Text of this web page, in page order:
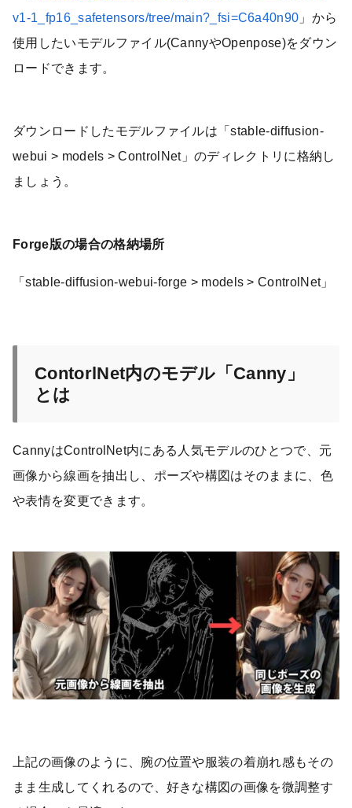
v1-1_fp16_safetensors/tree/main?_fsi=C6a40n90 」から
使用したいモデルファイル(CannyやOpenpose)をダウン
ロードできます。
ダウンロードしたモデルファイルは「stable-diffusion-
webui > models > ControlNet」のディレクトリに格納し
ましょう。
Forge版の場合の格納場所
「stable-diffusion-webui-forge > models > ControlNet」
ContorlNet内のモデル「Canny」
とは
CannyはControlNet内にある人気モデルのひとつで、元
画像から線画を抽出し、ポーズや構図はそのままに、色
や表情を変更できます。
上記の画像のように、腕の位置や服装の着崩れ感もその
まま生成してくれるので、好きな構図の画像を微調整す